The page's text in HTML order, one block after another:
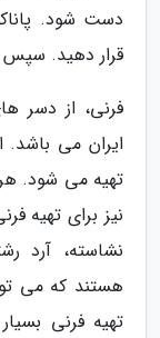
دست شود.
قرار دهید.
فرنی، از دسر
ایران می
تهیه می شود.
نیز برای تهیه
نشاسته، آرد
هستند که می
تهیه فرنی